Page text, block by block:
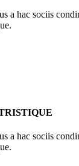
a hac sociis
a hac sociis